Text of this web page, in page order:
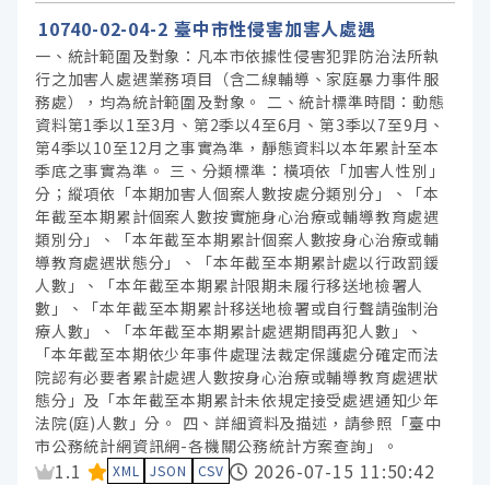
10740-02-04-2 臺中市性侵害加害人處遇
一、統計範圍及對象：凡本市依據性侵害犯罪防治法所執
行之加害人處遇業務項目（含二線輔導、家庭暴力事件服
務處），均為統計範圍及對象。 二、統計標準時間：動態
資料第1季以1至3月、第2季以4至6月、第3季以7至9月、
第4季以10至12月之事實為準，靜態資料以本年累計至本
季底之事實為準。 三、分類標準：橫項依「加害人性別」
分；縱項依「本期加害人個案人數按處分類別分」、「本
年截至本期累計個案人數按實施身心治療或輔導教育處遇
類別分」、「本年截至本期累計個案人數按身心治療或輔
導教育處遇狀態分」、「本年截至本期累計處以行政罰鍰
人數」、「本年截至本期累計限期未履行移送地檢署人
數」、「本年截至本期累計移送地檢署或自行聲請強制治
療人數」、「本年截至本期累計處遇期間再犯人數」、
「本年截至本期依少年事件處理法裁定保護處分確定而法
院認有必要者累計處遇人數按身心治療或輔導教育處遇狀
態分」及「本年截至本期累計未依規定接受處遇通知少年
法院(庭)人數」分。 四、詳細資料及描述，請參照「臺中
市公務統計網資訊網-各機關公務統計方案查詢」。
資料集評分：
1.1 XML JSON CSV
2026-07-15 11:50:42